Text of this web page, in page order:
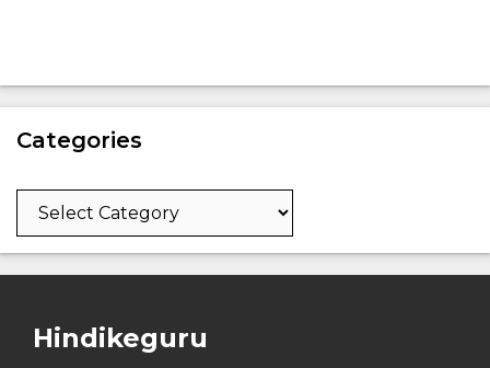
Categories
Categories
Hindikeguru